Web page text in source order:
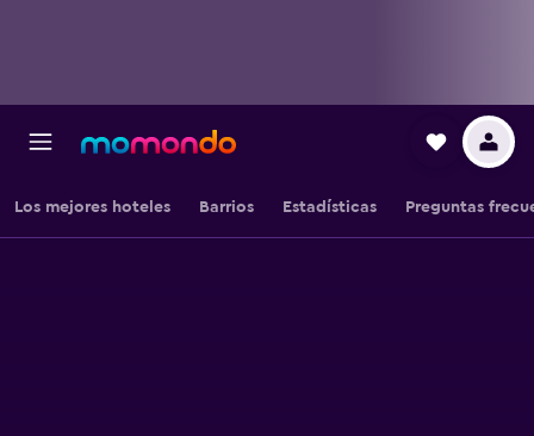
Los mejores hoteles Barrios Estadísticas Preguntas